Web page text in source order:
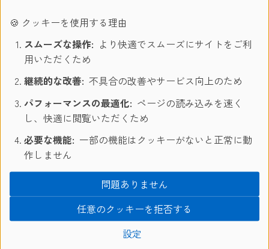
N.Yさん（高１） 2023年7月から2週間
匿名希望さん（高3） 2023年7月から2週間
2021年
🍪 クッキーを使用する理由
スムーズな操作: より快適でスムーズにサイトをご利
用いただくため
継続的な改善: 不具合の改善やサービス向上のため
パフォーマンスの最適化: ページの読み込みを速く
し、快適に閲覧いただくため
必要な機能: 一部の機能はクッキーがないと正常に動
作しません
設定
任意のクッキーを拒否する
問題ありません